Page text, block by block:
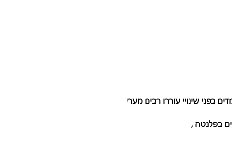
בפני שינויי עוררו רבים מערי
בפלנטה ,